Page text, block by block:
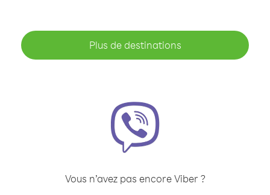
Plus de destinations
Vous n’avez pas encore Viber ?